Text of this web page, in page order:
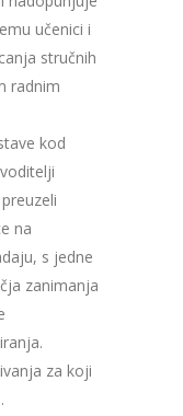
učenici i
stručnih
radnim
kod
na
s jedne
zanimanja
za koji